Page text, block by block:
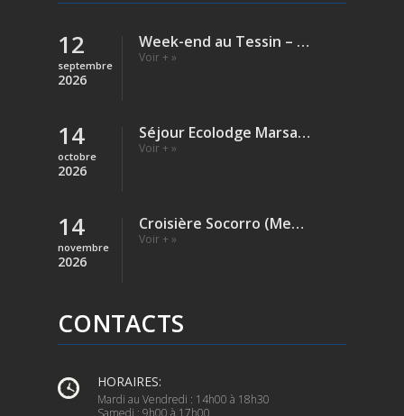
12
septembre
2026
Week-end au Tessin – Verzasca (Rivière)
Voir + »
14
octobre
2026
Séjour Ecolodge Marsa Shagra – Egypte
Voir + »
14
novembre
2026
Croisière Socorro (Mexique)
Voir + »
CONTACTS
HORAIRES:
Mardi au Vendredi : 14h00 à 18h30